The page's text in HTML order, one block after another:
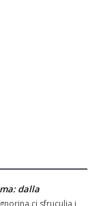
dalla
ci sfruculia i